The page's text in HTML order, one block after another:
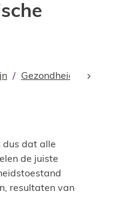
Gezondheid
dus dat alle
de juiste
resultaten van